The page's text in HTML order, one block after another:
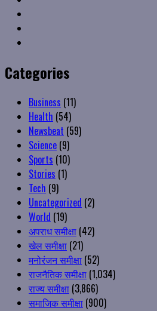
Categories
Business (11)
Health (54)
Newsbeat (59)
Science (9)
Sports (10)
Stories (1)
Tech (9)
Uncategorized (2)
World (19)
अपराध समीक्षा (42)
खेल समीक्षा (21)
मनोरंजन समीक्षा (52)
राजनैतिक समीक्षा (1,034)
राज्य समीक्षा (3,866)
समाजिक समीक्षा (900)